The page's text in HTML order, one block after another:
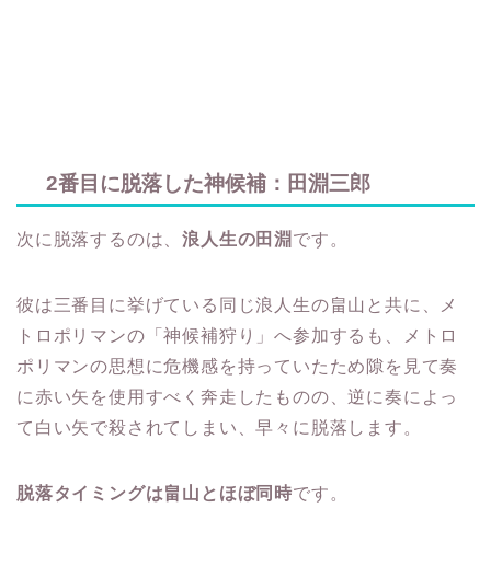
2番目に脱落した神候補：田淵三郎
次に脱落するのは、浪人生の田淵 です。
彼は三番目に挙げている同じ浪人生の畠山と共に、メ
トロポリマンの「神候補狩り」へ参加するも、メトロ
ポリマンの思想に危機感を持っていたため隙を見て奏
に赤い矢を使用すべく奔走したものの、逆に奏によっ
て白い矢で殺されてしまい、早々に脱落します。
脱落タイミングは畠山とほぼ同時です。